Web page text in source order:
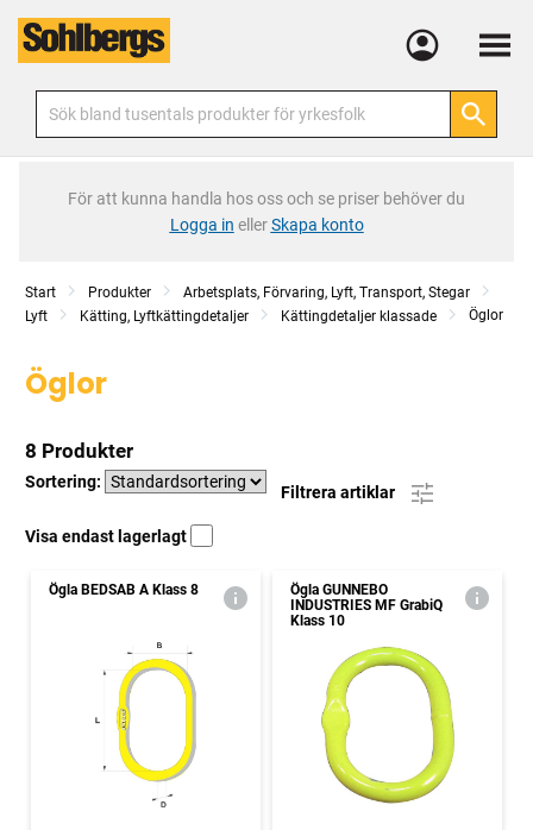
Meny
För att kunna handla hos oss och se priser behöver du
Logga in ellerSkapa konto
Start Produkter
Arbetsplats, Förvaring, Lyft, Transport, Stegar
Lyft
Kätting, Lyftkättingdetaljer Kättingdetaljer klassade Öglor
Öglor
8 Produkter
Sortering:
Filtrera artiklar
Visa endast lagerlagt
Ögla BEDSAB A Klass 8
Ögla GUNNEBO
INDUSTRIES MF GrabiQ
Klass 10